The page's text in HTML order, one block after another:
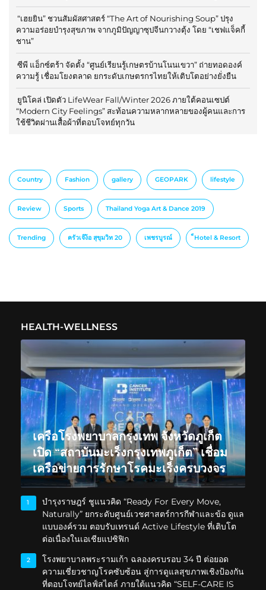
“เฮยยิน” ชวนสัมผัสศาสตร์ “The Art of Nourishing Soup” ปรุง
ความอร่อยบำรุงสุขภาพ จากภูมิปัญญาซุปจีนกวางตุ้ง โดย “เชฟแจ็คกี้
ชาน”
ซีพี แอ็กซ์ตร้า จัดตั้ง “ศูนย์เรียนรู้เกษตรบ้านโนนเขวา” ถ่ายทอดองค์
ความรู้ เชื่อมโยงตลาด ยกระดับเกษตรกรไทยให้เติบโตอย่างยั่งยืน
ยูนิโคล่ เปิดตัว LifeWear Fall/Winter 2026 ภายใต้คอนเซปต์
“Modern City Feelings” สะท้อนความหลากหลายของผู้คนและการ
ใช้ชีวิตผ่านเสื้อผ้าที่ตอบโจทย์ทุกวัน
Country Fashion gallery GEOPARK lifestyle
Review Sports Thailand Yoga Art & Dance 2019
Trending ครัวเจ๊ง้อ สุขุมวิท 20 เพชรบูรณ์ ็Hotel & Resort
HEALTH-WELLNESS
เครือโรงพยาบาลกรุงเทพ จังหวัดภูเก็ต
เปิด “สถาบันมะเร็งกรุงเทพภูเก็ต” เชื่อม
เครือข่ายการรักษาโรคมะเร็งครบวงจร
1
บำรุงราษฎร์ ชูแนวคิด “Ready For Every Move,
Naturally” ยกระดับศูนย์เวชศาสตร์การกีฬาและข้อ ดูแล
แบบองค์รวม ตอบรับเทรนด์ Active Lifestyle ที่เติบโต
ต่อเนื่องในเอเชียแปซิฟิก
2
โรงพยาบาลพระรามเก้า ฉลองครบรอบ 34 ปี ต่อยอด
ความเชี่ยวชาญโรคซับซ้อน สู่การดูแลสุขภาพเชิงป้องกัน
ที่ตอบโจทย์ไลฟ์สไตล์ ภายใต้แนวคิด “SELF-CARE IS